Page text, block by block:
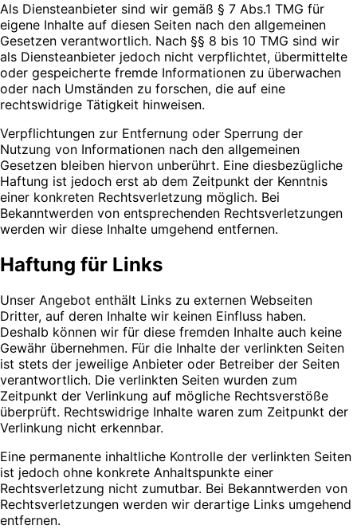
Als Diensteanbieter sind wir gemäß § 7 Abs.1 TMG für
eigene Inhalte auf diesen Seiten nach den allgemeinen
Gesetzen verantwortlich. Nach §§ 8 bis 10 TMG sind wir
als Diensteanbieter jedoch nicht verpflichtet, übermittelte
oder gespeicherte fremde Informationen zu überwachen
oder nach Umständen zu forschen, die auf eine
rechtswidrige Tätigkeit hinweisen.
Verpflichtungen zur Entfernung oder Sperrung der
Nutzung von Informationen nach den allgemeinen
Gesetzen bleiben hiervon unberührt. Eine diesbezügliche
Haftung ist jedoch erst ab dem Zeitpunkt der Kenntnis
einer konkreten Rechtsverletzung möglich. Bei
Bekanntwerden von entsprechenden Rechtsverletzungen
werden wir diese Inhalte umgehend entfernen.
Haftung für Links
Unser Angebot enthält Links zu externen Webseiten
Dritter, auf deren Inhalte wir keinen Einfluss haben.
Deshalb können wir für diese fremden Inhalte auch keine
Gewähr übernehmen. Für die Inhalte der verlinkten Seiten
ist stets der jeweilige Anbieter oder Betreiber der Seiten
verantwortlich. Die verlinkten Seiten wurden zum
Zeitpunkt der Verlinkung auf mögliche Rechtsverstöße
überprüft. Rechtswidrige Inhalte waren zum Zeitpunkt der
Verlinkung nicht erkennbar.
Eine permanente inhaltliche Kontrolle der verlinkten Seiten
ist jedoch ohne konkrete Anhaltspunkte einer
Rechtsverletzung nicht zumutbar. Bei Bekanntwerden von
Rechtsverletzungen werden wir derartige Links umgehend
entfernen.